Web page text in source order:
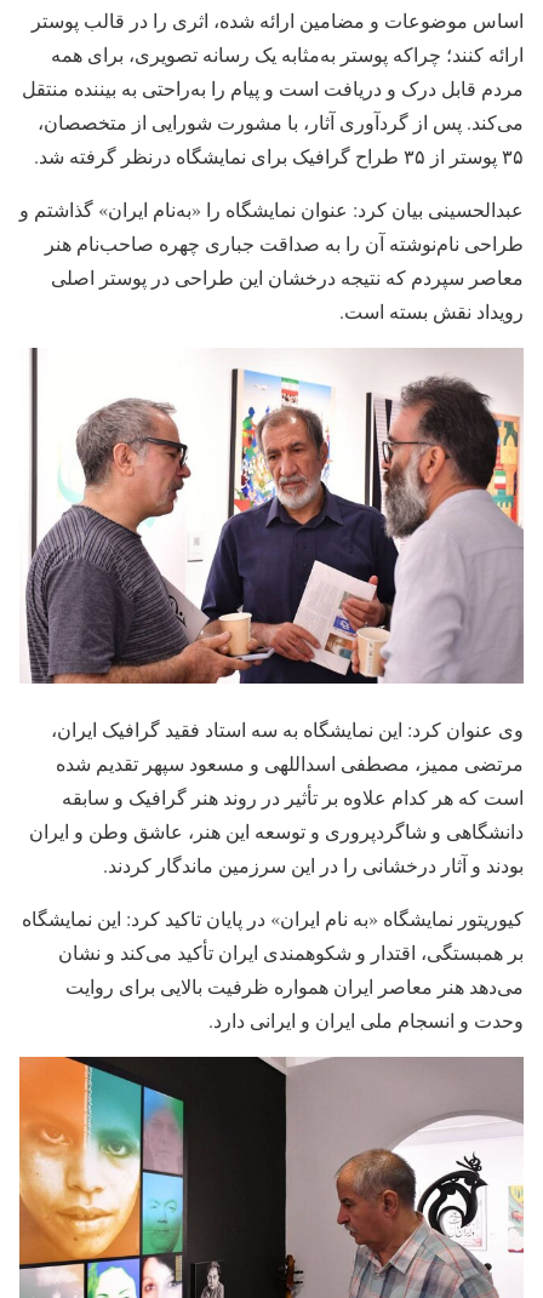
اساس موضوعات و مضامین ارائه شده، اثری را در قالب پوستر
ارائه کنند؛ چراکه پوستر به‌مثابه یک رسانه تصویری، برای همه
مردم قابل درک و دریافت است و پیام را به‌راحتی به بیننده منتقل
می‌کند. پس از گردآوری آثار، با مشورت شورایی از متخصصان،
۳۵ پوستر از ۳۵ طراح گرافیک برای نمایشگاه درنظر گرفته شد.
عبدالحسینی بیان کرد: عنوان نمایشگاه را «به‌نام ایران» گذاشتم و
طراحی نام‌نوشته آن را به صداقت جباری چهره صاحب‌نام هنر
معاصر سپردم که نتیجه درخشان این طراحی در پوستر اصلی
رویداد نقش بسته است.
وی عنوان کرد: این نمایشگاه به سه استاد فقید گرافیک ایران،
مرتضی ممیز، مصطفی اسداللهی و مسعود سپهر تقدیم شده
است که هر کدام علاوه بر تأثیر در روند هنر گرافیک و سابقه
دانشگاهی و شاگردپروری و توسعه این هنر، عاشق وطن و ایران
بودند و آثار درخشانی را در این سرزمین ماندگار کردند.
کیوریتور نمایشگاه «به نام ایران» در پایان تاکید کرد: این نمایشگاه
بر همبستگی، اقتدار و شکوهمندی ایران تأکید می‌کند و نشان
می‌دهد هنر معاصر ایران همواره ظرفیت بالایی برای روایت
وحدت و انسجام ملی ایران و ایرانی دارد.